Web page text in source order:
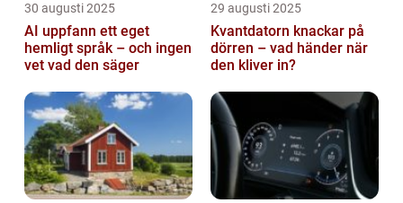
30 augusti 2025
AI uppfann ett eget
hemligt språk – och ingen
vet vad den säger
29 augusti 2025
Kvantdatorn knackar på
dörren – vad händer när
den kliver in?